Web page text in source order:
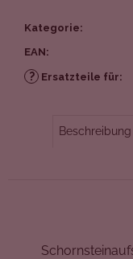
Kategorie:
EAN:
? Ersatzteile für:
Beschreibung